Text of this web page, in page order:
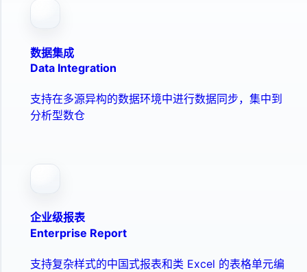
数据集成
Data Integration
支持在多源异构的数据环境中进行数据同步，集中到
分析型数仓
企业级报表
Enterprise Report
支持复杂样式的中国式报表和类 Excel 的表格单元编